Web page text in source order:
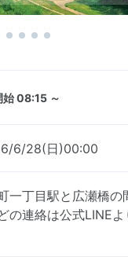
始 08:15 ～
6/28(日)00:00
一丁目駅と広瀬橋
の連絡は公式LINE